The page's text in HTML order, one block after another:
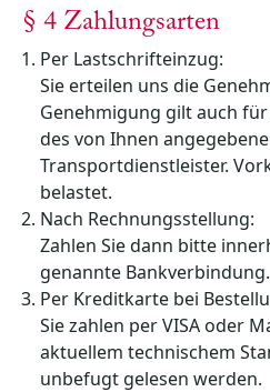
§ 4 Zahlungsarten
Per Lastschrifteinzug:
Sie erteilen uns die
Genehmigung gilt auch
des von Ihnen
Transportdienstleister.
belastet.
Nach Rechnungsstellung:
Zahlen Sie dann bitte
genannte Bankverbindung.
Per Kreditkarte bei
Sie zahlen per VISA oder
aktuellem technischem
unbefugt gelesen werden.